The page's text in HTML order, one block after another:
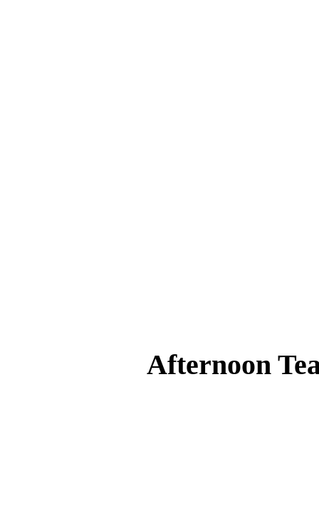
Afternoon Tea